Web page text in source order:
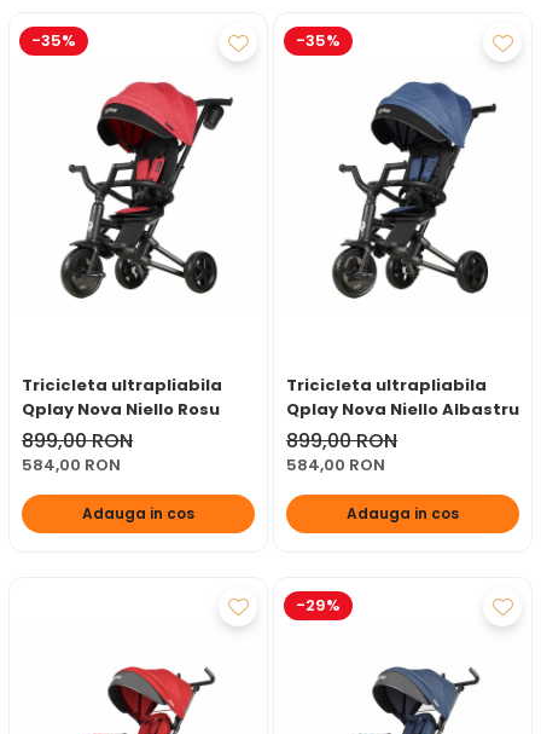
-35%
Tricicleta ultrapliabila
Qplay Nova Niello Rosu
899,00 RON
584,00 RON
Adauga in cos
-35%
Tricicleta ultrapliabila
Qplay Nova Niello Albastru
899,00 RON
584,00 RON
Adauga in cos
-29%